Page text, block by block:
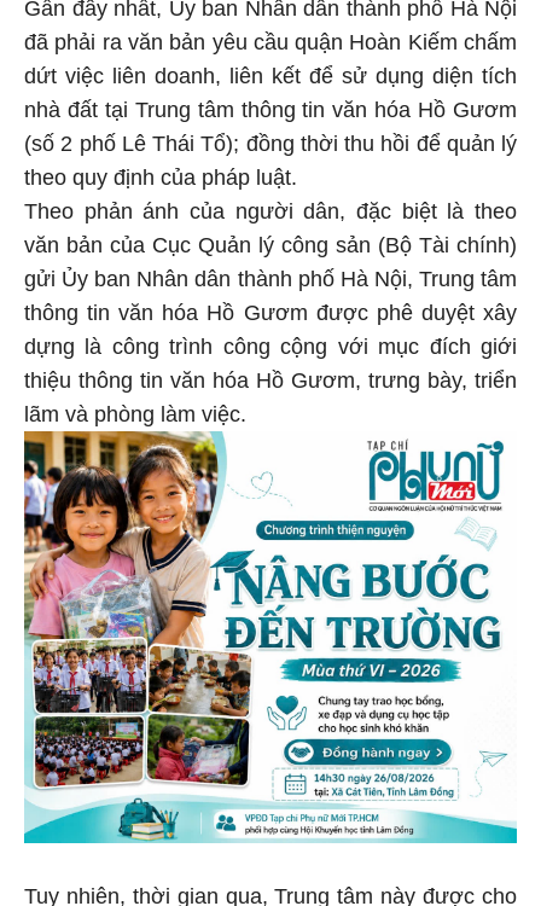
Gần đây nhất, Ủy ban Nhân dân thành phố Hà Nội
đã phải ra văn bản yêu cầu quận Hoàn Kiếm chấm
dứt việc liên doanh, liên kết để sử dụng diện tích
nhà đất tại Trung tâm thông tin văn hóa Hồ Gươm
(số 2 phố Lê Thái Tổ); đồng thời thu hồi để quản lý
theo quy định của pháp luật.
Theo phản ánh của người dân, đặc biệt là theo
văn bản của Cục Quản lý công sản (Bộ Tài chính)
gửi Ủy ban Nhân dân thành phố Hà Nội, Trung tâm
thông tin văn hóa Hồ Gươm được phê duyệt xây
dựng là công trình công cộng với mục đích giới
thiệu thông tin văn hóa Hồ Gươm, trưng bày, triển
lãm và phòng làm việc.
Tuy nhiên, thời gian qua, Trung tâm này được cho